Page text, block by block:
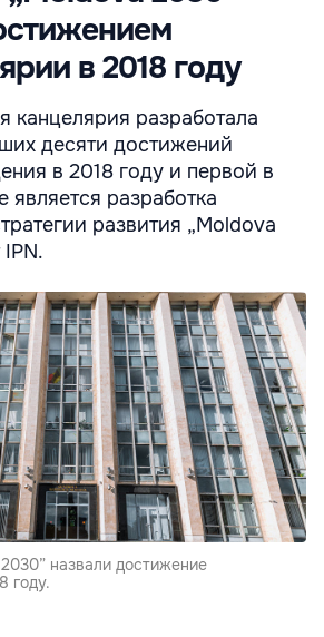
в 2018 году
канцелярия разработала
десяти достижений
в 2018 году и первой в
является разработка
развития „Moldova
назвали достижение
году.